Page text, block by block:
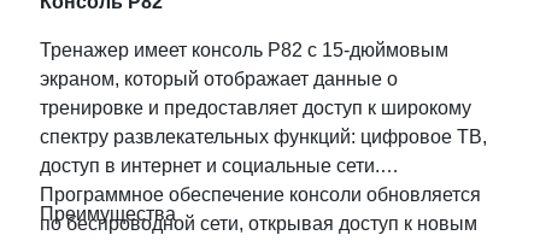
Тренажер имеет консоль P82 с 15-дюймовым
экраном, который отображает данные о
тренировке и предоставляет доступ к широкому
спектру развлекательных функций: цифровое ТВ,
доступ в интернет и социальные сети.
Программное обеспечение консоли обновляется
по беспроводной сети, открывая доступ к новым
Преимущества